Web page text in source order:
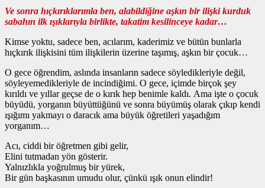
Ve sonra hıçkırıklarımla ben, alabildiğine aşkın bir ilişki kurduk
sabahın ilk ışıklarıyla birlikte, takatim kesilinceye kadar…
Kimse yoktu, sadece ben, acılarım, kaderimiz ve bütün bunlarla
hıçkırık ilişkisini tüm ilişkilerin üzerine taşımış, aşkın bir çocuk…
O gece öğrendim, aslında insanların sadece söyledikleriyle değil,
söyleyemedikleriyle de incindiğimi. O gece, içimde birçok şey
kırıldı ve yıllar geçse de o kırık hep benimle kaldı. Ama işte o çocuk
büyüdü, yorganın büyüttüğünü ve sonra büyümüş olarak çıkıp kendi
ışığımı yakmayı o daracık ama büyük öğretileri yaşadığım
yorganım…
Acı, ciddi bir öğretmen gibi gelir,
Elini tutmadan yön gösterir.
Yalnızlıkla yoğrulmuş bir yürek,
Bir gün başkasının umudu olur, çünkü ışık onun elindir!